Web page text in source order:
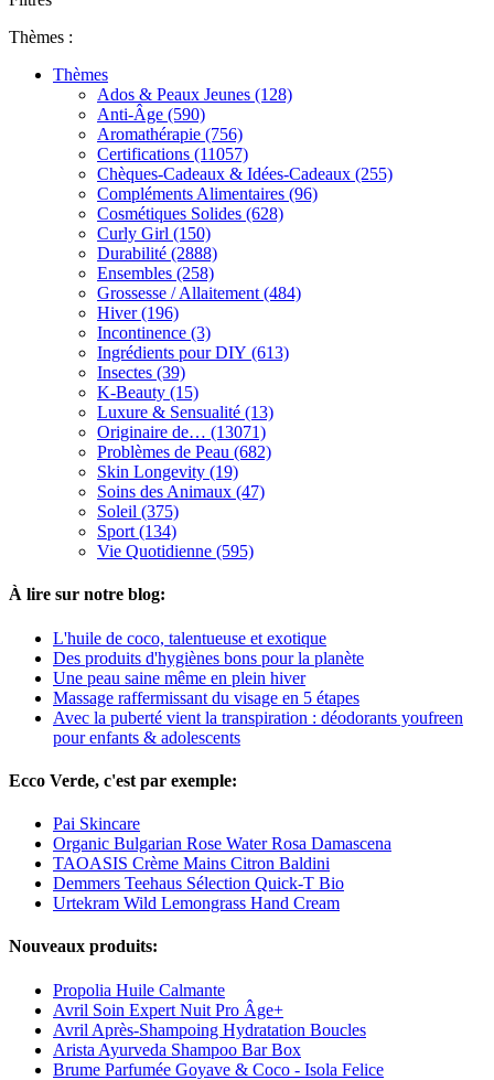
Thèmes :
Thèmes
Ados & Peaux Jeunes (128)
Anti-Âge (590)
Aromathérapie (756)
Certifications (11057)
Chèques-Cadeaux & Idées-Cadeaux (255)
Compléments Alimentaires (96)
Cosmétiques Solides (628)
Curly Girl (150)
Durabilité (2888)
Ensembles (258)
Grossesse / Allaitement (484)
Hiver (196)
Incontinence (3)
Ingrédients pour DIY (613)
Insectes (39)
K-Beauty (15)
Luxure & Sensualité (13)
Originaire de… (13071)
Problèmes de Peau (682)
Skin Longevity (19)
Soins des Animaux (47)
Soleil (375)
Sport (134)
Vie Quotidienne (595)
À lire sur notre blog:
L'huile de coco, talentueuse et exotique
Des produits d'hygiènes bons pour la planète
Une peau saine même en plein hiver
Massage raffermissant du visage en 5 étapes
Avec la puberté vient la transpiration : déodorants youfreen
pour enfants & adolescents
Ecco Verde, c'est par exemple:
Pai Skincare
Organic Bulgarian Rose Water Rosa Damascena
TAOASIS Crème Mains Citron Baldini
Demmers Teehaus Sélection Quick-T Bio
Urtekram Wild Lemongrass Hand Cream
Nouveaux produits:
Propolia Huile Calmante
Avril Soin Expert Nuit Pro Âge+
Avril Après-Shampoing Hydratation Boucles
Arista Ayurveda Shampoo Bar Box
Brume Parfumée Goyave & Coco - Isola Felice